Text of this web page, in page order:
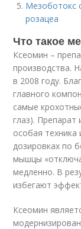
Мезоботокс
розацеа
Что такое
Ксеомин –
производства.
в 2008 году.
главного
самые
глаз).
особая
дозировках по
мышцы
медленно. В
избегают
Ксеомин